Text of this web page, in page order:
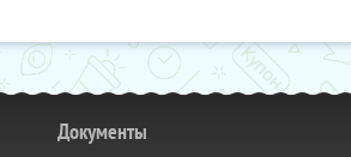
Документы